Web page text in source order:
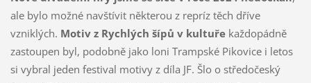
ale bylo možné navštívit některou z repríz těch dříve
vzniklých. Motiv z Rychlých šípů v kultuřekaždopádně
zastoupen byl, podobně jako loni Trampské Pikovice i letos
si vybral jeden festival motivy z díla JF. Šlo o středočeský